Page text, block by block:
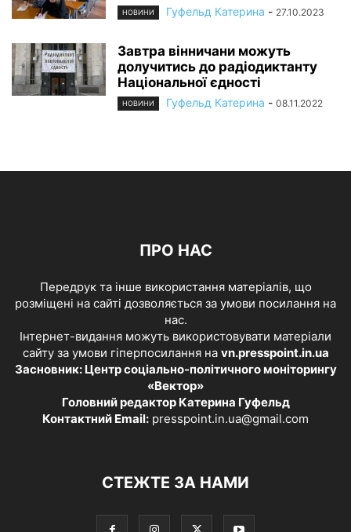
НОВИНИ Гуфельд Катерина - 27.10.2023
Завтра вінничани можуть
долучитись до радіодиктанту
Національної єдності
НОВИНИ Гуфельд Катерина - 08.11.2022
ПРО НАС
Передрук та інше використання матеріалів, що
розміщені на сайті дозволяється за умови посилання на
нас.
Інтернет-видання можуть використовувати матеріали
сайту за умови гіперпосилання на vn.presspoint.in.ua
Засновник: Центр соціально-політичного моніторингу
«Вектор»
Головний редактор Катерина Гуфельд
Контактний Email: presspoint.in.ua@gmail.com
СТЕЖТЕ ЗА НАМИ